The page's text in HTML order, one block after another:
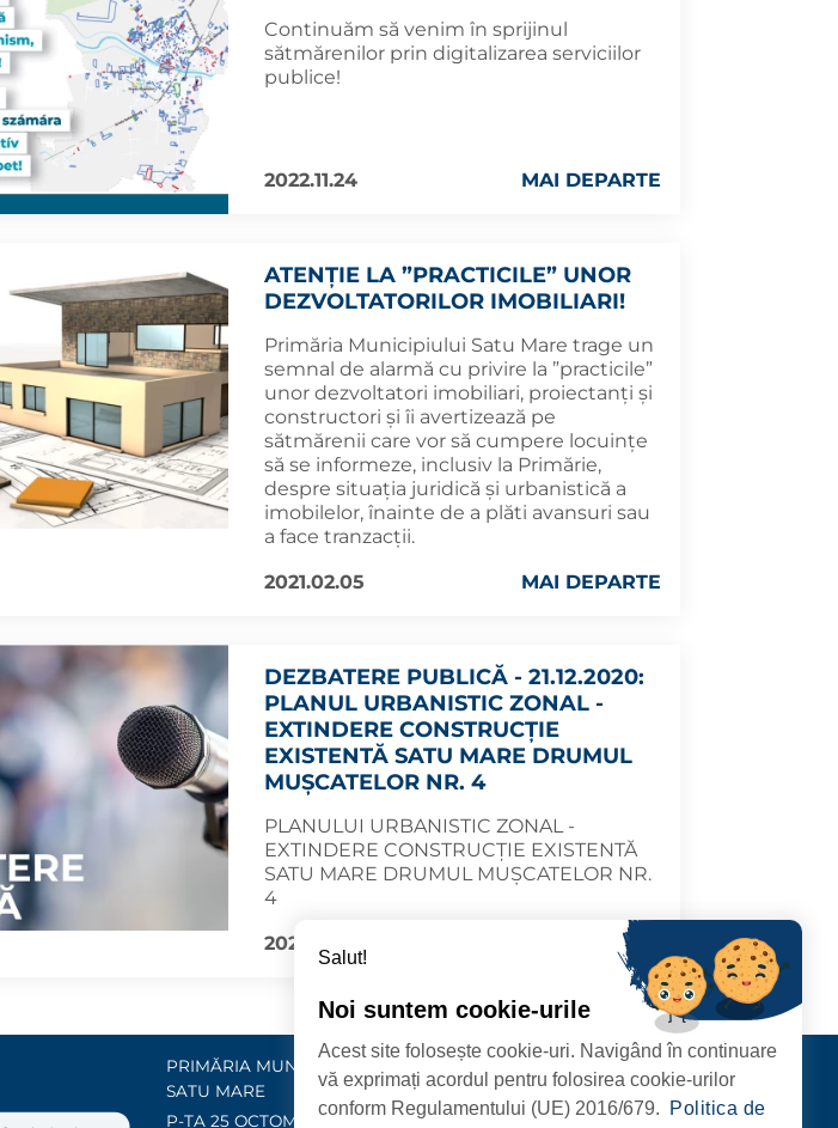
Continuăm să venim în sprijinul
sătmărenilor prin digitalizarea serviciilor
publice!
2022.11.24 MAI DEPARTE
ATENȚIE LA ”PRACTICILE” UNOR
DEZVOLTATORILOR IMOBILIARI!
Primăria Municipiului Satu Mare trage un
semnal de alarmă cu privire la ”practicile”
unor dezvoltatori imobiliari, proiectanți și
constructori și îi avertizează pe
sătmărenii care vor să cumpere locuințe
să se informeze, inclusiv la Primărie,
despre situația juridică și urbanistică a
imobilelor, înainte de a plăti avansuri sau
a face tranzacții.
2021.02.05
MAI DEPARTE
DEZBATERE PUBLICĂ - 21.12.2020:
PLANUL URBANISTIC ZONAL -
EXTINDERE CONSTRUCȚIE
EXISTENTĂ SATU MARE DRUMUL
MUȘCATELOR NR. 4
PLANULUI URBANISTIC ZONAL -
EXTINDERE CONSTRUCȚIE EXISTENTĂ
SATU MARE DRUMUL MUȘCATELOR NR.
4
2020.12.17
MAI DEPARTE
PRIMĂRIA MUNICIPIULUI
SATU MARE
P-ȚA 25 OCTOMBRIE, NR. 1 CORP M,
Contact
URMĂRIȚI-NE
Salut!
Noi suntem cookie-urile
Acest site folosește cookie-uri. Navigând în continuare
vă exprimați acordul pentru folosirea cookie-urilor
conform Regulamentului (UE) 2016/679.
Politica de